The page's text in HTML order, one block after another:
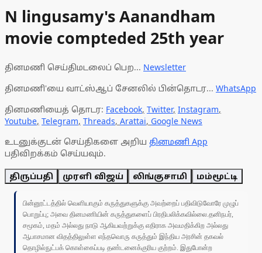
N lingusamy's Aanandham
movie compteded 25th year
தினமணி செய்திமடலைப் பெற... Newsletter
தினமணி'யை வாட்ஸ்ஆப் சேனலில் பின்தொடர... WhatsApp
தினமணியைத் தொடர: Facebook, Twitter, Instagram,
Youtube, Telegram, Threads, Arattai, Google News
உடனுக்குடன் செய்திகளை அறிய தினமணி App
பதிவிறக்கம் செய்யவும்.
திருப்பதி முரளி விஜய் லிங்குசாமி மம்மூட்டி
பின்னூட்டத்தில் வெளியாகும் கருத்துகளுக்கு அவற்றைப் பதிவிடுவோரே முழுப்
பொறுப்பு; அவை தினமணியின் கருத்துகளைப் பிரதிபலிக்கவில்லை.தனிநபர்,
சமூகம், மதம் அல்லது நாடு ஆகியவற்றுக்கு எதிராக அவமதிக்கிற அல்லது
ஆபாசமான விதத்திலுள்ள எந்தவொரு கருத்தும் இந்திய அரசின் தகவல்
தொழில்நுட்பக் கொள்கைப்படி தண்டனைக்குரிய குற்றம். இதுபோன்ற